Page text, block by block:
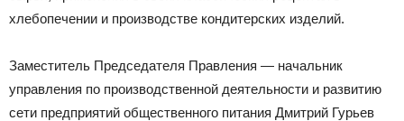
хлебопечении и производстве кондитерских изделий.
Заместитель Председателя Правления — начальник
управления по производственной деятельности и развитию
сети предприятий общественного питания Дмитрий Гурьев